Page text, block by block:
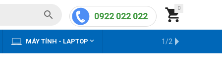
0

0922 022 022

MÁY TÍNH - LAPTOP  KHO HÀNG CŨ
1/2